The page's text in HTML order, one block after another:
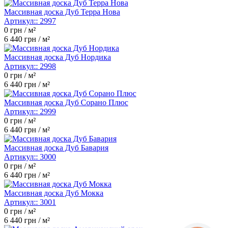
Массивная доска Дуб Терра Нова
Артикул:: 2997
0 грн / м²
6 440 грн / м²
Массивная доска Дуб Нордика
Артикул:: 2998
0 грн / м²
6 440 грн / м²
Массивная доска Дуб Сорано Плюс
Артикул:: 2999
0 грн / м²
6 440 грн / м²
Массивная доска Дуб Бавария
Артикул:: 3000
0 грн / м²
6 440 грн / м²
Массивная доска Дуб Мокка
Артикул:: 3001
0 грн / м²
6 440 грн / м²